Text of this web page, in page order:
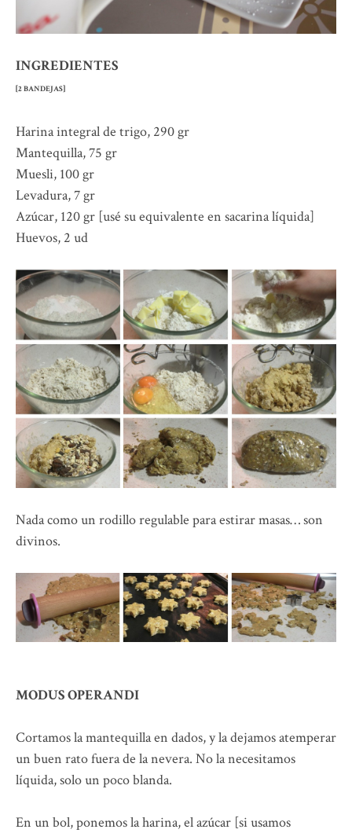
INGREDIENTES
[2 BANDEJAS]
Harina integral de trigo, 290 gr
Mantequilla, 75 gr
Muesli, 100 gr
Levadura, 7 gr
Azúcar, 120 gr [usé su equivalente en sacarina líquida]
Huevos, 2 ud
Nada como un rodillo regulable para estirar masas… son
divinos.
MODUS OPERANDI
Cortamos la mantequilla en dados, y la dejamos atemperar
un buen rato fuera de la nevera. No la necesitamos
líquida, solo un poco blanda.
En un bol, ponemos la harina, el azúcar [si usamos